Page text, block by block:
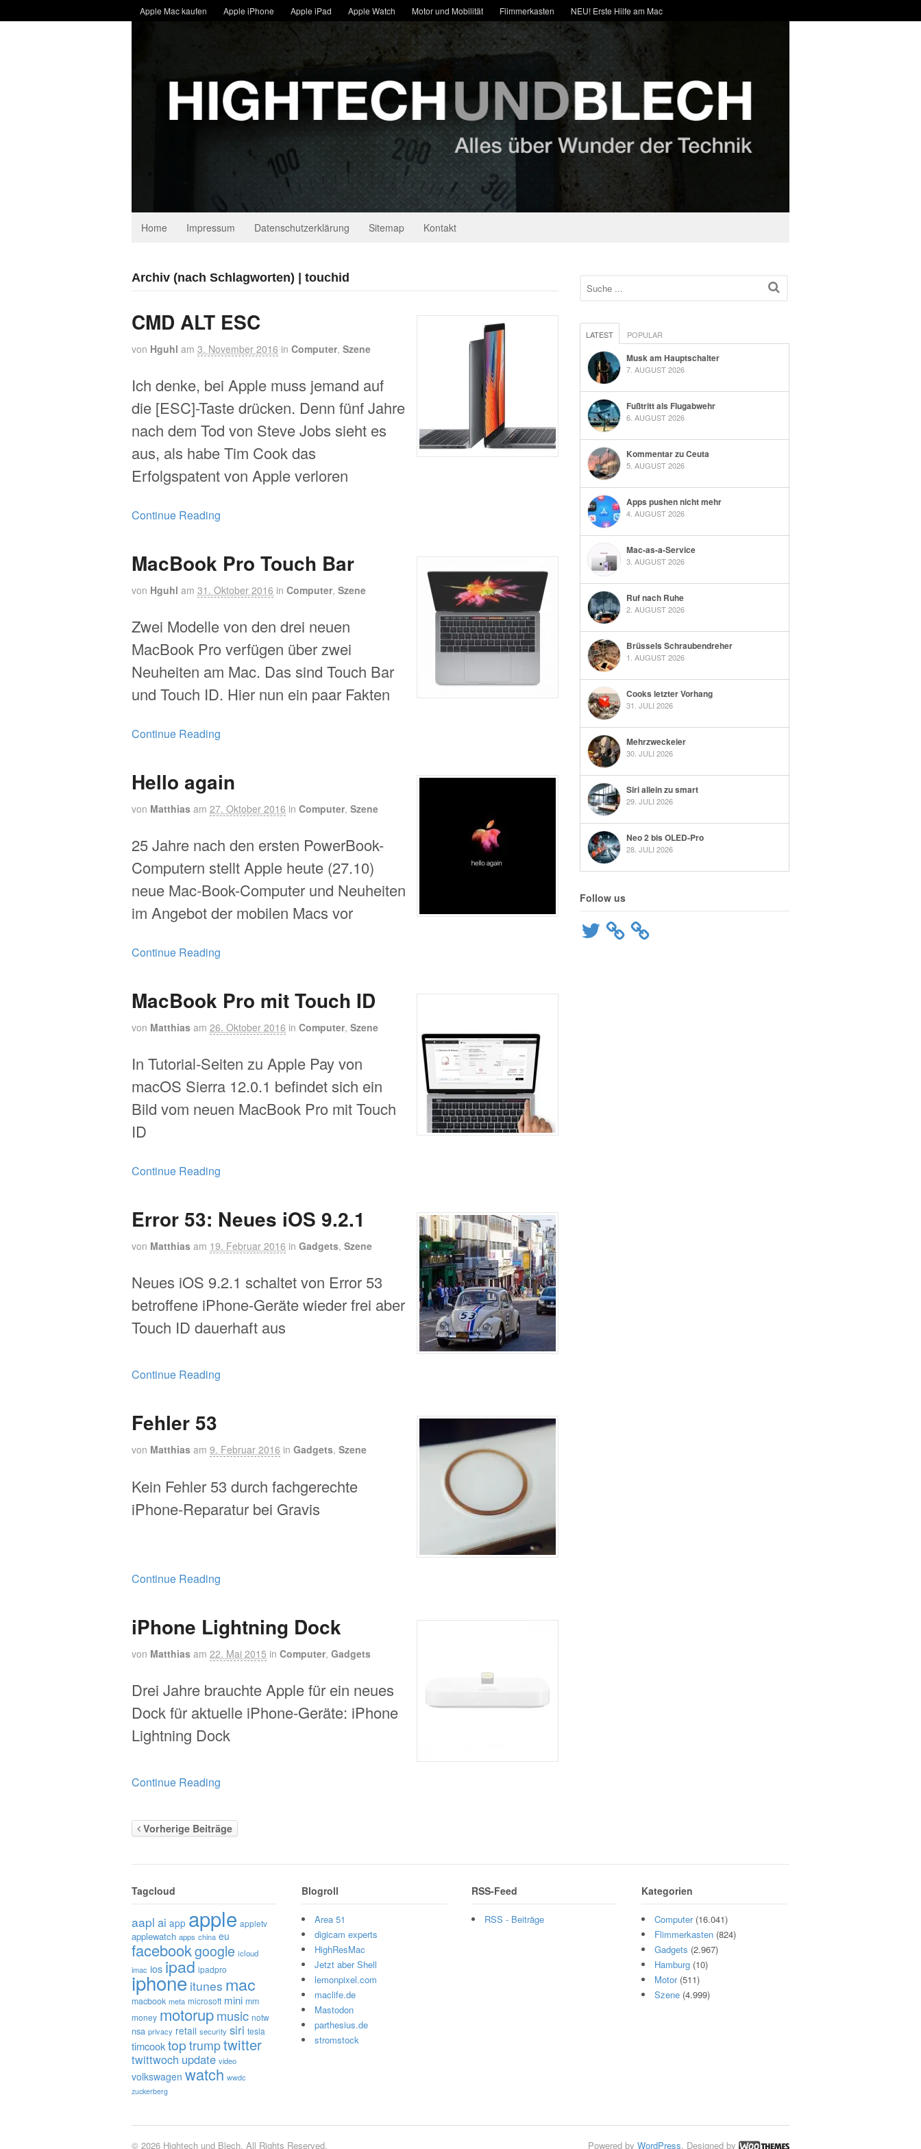
Apple Mac kaufen Apple iPhone Apple iPad Apple Watch Motor und Mobilität Flimmerkasten NEU! Erste Hilfe am Mac
Home Impressum Datenschutzerklärung Sitemap Kontakt
Archiv (nach Schlagworten) | touchid
CMD ALT ESC
von Hguhl am 3. November 2016 in Computer, Szene
Ich denke, bei Apple muss jemand auf
die [ESC]-Taste drücken. Denn fünf Jahre
nach dem Tod von Steve Jobs sieht es
aus, als habe Tim Cook das
Erfolgspatent von Apple verloren
Continue Reading
MacBook Pro Touch Bar
von Hguhl am 31. Oktober 2016 in Computer, Szene
Zwei Modelle von den drei neuen
MacBook Pro verfügen über zwei
Neuheiten am Mac. Das sind Touch Bar
und Touch ID. Hier nun ein paar Fakten
Continue Reading
Hello again
von Matthias am 27. Oktober 2016 in Computer, Szene
25 Jahre nach den ersten PowerBook-
Computern stellt Apple heute (27.10)
neue Mac-Book-Computer und Neuheiten
im Angebot der mobilen Macs vor
Continue Reading
MacBook Pro mit Touch ID
von Matthias am 26. Oktober 2016 in Computer, Szene
In Tutorial-Seiten zu Apple Pay von
macOS Sierra 12.0.1 befindet sich ein
Bild vom neuen MacBook Pro mit Touch
ID
Continue Reading
Error 53: Neues iOS 9.2.1
von Matthias am 19. Februar 2016 in Gadgets, Szene
Neues iOS 9.2.1 schaltet von Error 53
betroffene iPhone-Geräte wieder frei aber
Touch ID dauerhaft aus
Continue Reading
Fehler 53
von Matthias am 9. Februar 2016 in Gadgets, Szene
Kein Fehler 53 durch fachgerechte
iPhone-Reparatur bei Gravis
Continue Reading
iPhone Lightning Dock
von Matthias am 22. Mai 2015 in Computer, Gadgets
Drei Jahre brauchte Apple für ein neues
Dock für aktuelle iPhone-Geräte: iPhone
Lightning Dock
Continue Reading
Vorherige Beiträge
LATEST POPULAR
Musk am Hauptschalter
7. AUGUST 2026
Fußtritt als Flugabwehr
6. AUGUST 2026
Kommentar zu Ceuta
5. AUGUST 2026
Apps pushen nicht mehr
4. AUGUST 2026
Mac-as-a-Service
3. AUGUST 2026
Ruf nach Ruhe
2. AUGUST 2026
Brüssels Schraubendreher
1. AUGUST 2026
Cooks letzter Vorhang
31. JULI 2026
Mehrzweckeier
30. JULI 2026
Siri allein zu smart
29. JULI 2026
Neo 2 bis OLED-Pro
28. JULI 2026
Follow us
Twitter
Tagcloud
aapl ai app apple appletv
applewatch apps china eu
facebookgoogle icloud
imac ios ipad ipadpro
iphone itunes mac
macbook meta microsoft mini mm
money motorupmusic notw
nsa privacy retail security siri tesla
timcooktop trumptwitter
twittwoch update video
volkswagen watch wwdc
zuckerberg
Blogroll
Area 51
digicam experts
HighResMac
Jetzt aber Shell
lemonpixel.com
maclife.de
Mastodon
parthesius.de
stromstock
RSS-Feed
RSS - Beiträge
Kategorien
Computer(16.041)
Flimmerkasten (824)
Gadgets (2.967)
Hamburg (10)
Motor(511)
Szene (4.999)
© 2026 Hightech und Blech. All Rights Reserved. Powered by WordPress. Designed by